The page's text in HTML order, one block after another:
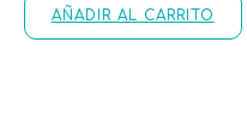
AÑADIR AL CARRITO